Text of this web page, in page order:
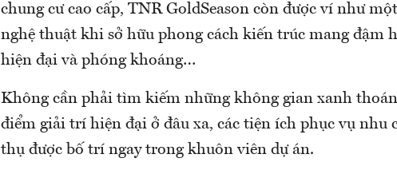
chung cư cao cấp, TNR GoldSeason còn được ví như
nghệ thuật khi sở hữu phong cách kiến trúc mang đậm
hiện đại và phóng khoáng…
Không cần phải tìm kiếm những không gian xanh
điểm giải trí hiện đại ở đâu xa, các tiện ích phục vụ nhu
thụ được bố trí ngay trong khuôn viên dự án.